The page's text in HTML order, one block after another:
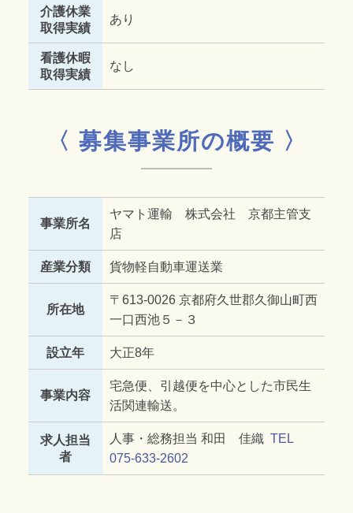
介護休業
取得実績
あり
看護休暇
取得実績
なし
〈 募集事業所の概要 〉
事業所名
ヤマト運輸 株式会社 京都主管支
店
産業分類 貨物軽自動車運送業
所在地
〒613-0026 京都府久世郡久御山町西
一口西池５－３
設立年 大正8年
事業内容
宅急便、引越便を中心とした市民生
活関連輸送。
求人担当
者
人事・総務担当 和田 佳織 TEL
075-633-2602